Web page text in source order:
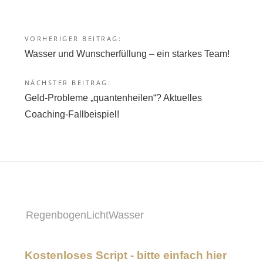
Beitragsnavigation
VORHERIGER BEITRAG:
Wasser und Wunscherfüllung – ein starkes Team!
NÄCHSTER BEITRAG:
Geld-Probleme „quantenheilen“? Aktuelles
Coaching-Fallbeispiel!
RegenbogenLichtWasser
Kostenloses Script - bitte einfach hier